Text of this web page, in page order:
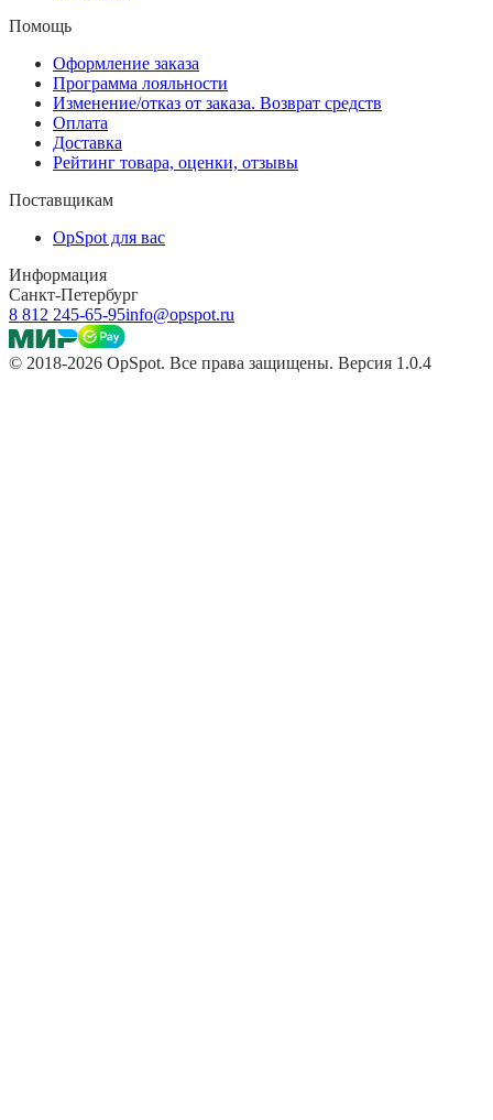
Помощь
Оформление заказа
Программа лояльности
Изменение/отказ от заказа. Возврат средств
Оплата
Доставка
Рейтинг товара, оценки, отзывы
Поставщикам
OpSpot для вас
Информация
Санкт-Петербург
8 812 245-65-95info@opspot.ru
© 2018-2026 OpSpot. Все права защищены. Версия 1.0.4